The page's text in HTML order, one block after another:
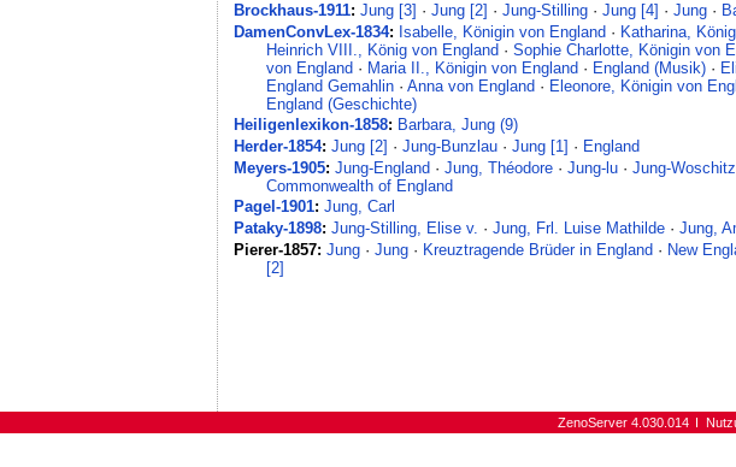
Brockhaus-1911: Jung [3] ·Jung [2] ·Jung-Stilling ·Jung [4] ·Jung ·
DamenConvLex-1834: Isabelle, Königin von England · Katharina,
Heinrich VIII., König von England· Sophie Charlotte, Königin von
von England· Maria II., Königin von England· England (Musik)·
England Gemahlin· Anna von England· Eleonore, Königin von
England (Geschichte)
Heiligenlexikon-1858: Barbara, Jung (9)
Herder-1854: Jung [2] ·Jung-Bunzlau ·Jung [1] · England
Meyers-1905: Jung-England ·Jung, Théodore ·Jung-lu ·Jung-Woschitz
Commonwealth of England
Pagel-1901: Jung, Carl
Pataky-1898: Jung-Stilling, Elise v. ·Jung, Frl. Luise Mathilde ·Jung,
Pierer-1857: Jung ·Jung · Kreuztragende Brüder in England · New
[2]
ZenoServer 4.030.014